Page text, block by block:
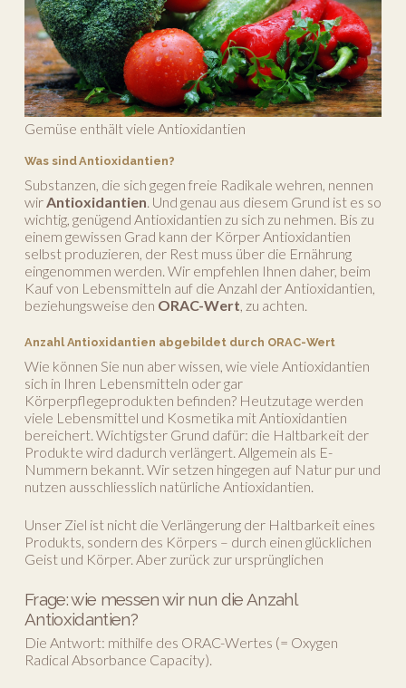
Gemüse enthält viele Antioxidantien
Was sind Antioxidantien?
Substanzen, die sich gegen freie Radikale wehren, nennen
wirAntioxidantien. Und genau aus diesem Grund ist es so
wichtig, genügend Antioxidantien zu sich zu nehmen. Bis zu
einem gewissen Grad kann der Körper Antioxidantien
selbst produzieren, der Rest muss über die Ernährung
eingenommen werden. Wir empfehlen Ihnen daher, beim
Kauf von Lebensmitteln auf die Anzahl der Antioxidantien,
beziehungsweise den ORAC-Wert, zu achten.
Anzahl Antioxidantien abgebildet durch ORAC-Wert
Wie können Sie nun aber wissen, wie viele Antioxidantien
sich in Ihren Lebensmitteln oder gar
Körperpflegeprodukten befinden? Heutzutage werden
viele Lebensmittel und Kosmetika mit Antioxidantien
bereichert. Wichtigster Grund dafür: die Haltbarkeit der
Produkte wird dadurch verlängert. Allgemein als E-
Nummern bekannt. Wir setzen hingegen auf Natur pur und
nutzen ausschliesslich natürliche Antioxidantien.
Unser Ziel ist nicht die Verlängerung der Haltbarkeit eines
Produkts, sondern des Körpers – durch einen glücklichen
Geist und Körper. Aber zurück zur ursprünglichen
Frage: wie messen wir nun die Anzahl
Antioxidantien?
Die Antwort: mithilfe des ORAC-Wertes (= Oxygen
Radical Absorbance Capacity).